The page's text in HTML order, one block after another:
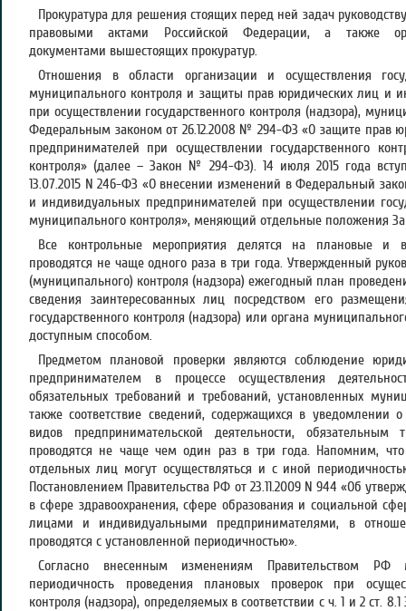
Прокуратура для решения стоящих перед ней задач
правовыми актами Российской Федерации, а также
документами вышестоящих прокуратур.
Отношения в области организации и осуществления
муниципального контроля и защиты прав юридических лиц и
при осуществлении государственного контроля (надзора),
Федеральным законом от 26.12.2008 № 294-ФЗ «О защите прав
предпринимателей при осуществлении государственного
контроля» (далее – Закон № 294-ФЗ). 14 июля 2015 года
13.07.2015 N 246-ФЗ «О внесении изменений в Федеральный
и индивидуальных предпринимателей при осуществлении
муниципального контроля», меняющий отдельные положения
Все контрольные мероприятия делятся на плановые и
проводятся не чаще одного раза в три года. Утвержденный
(муниципального) контроля (надзора) ежегодный план
сведения заинтересованных лиц посредством его
государственного контроля (надзора) или органа
доступным способом.
Предметом плановой проверки являются соблюдение
предпринимателем в процессе осуществления
обязательных требований и требований, установленных
также соответствие сведений, содержащихся в уведомлении
видов предпринимательской деятельности, обязательным
проводятся не чаще чем один раз в три года. Напомним,
отдельных лиц могут осуществляться и с иной
Постановлением Правительства РФ от 23.11.2009 N 944 «Об
в сфере здравоохранения, сфере образования и социальной
лицами и индивидуальными предпринимателями, в
проводятся с установленной периодичностью».
Согласно внесенным изменениям Правительством
периодичность проведения плановых проверок при
контроля (надзора), определяемых в соответствии с ч. 1 и 2 ст.